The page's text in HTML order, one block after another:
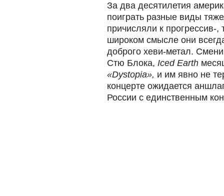
За два десятилетия
поиграть разные виды
причисляли к прогрессив-
широком смысле они
доброго хеви-метал.
Стю Блока, Iced Earth
«Dystopia», и им явно не
концерте ожидается
России с единственным